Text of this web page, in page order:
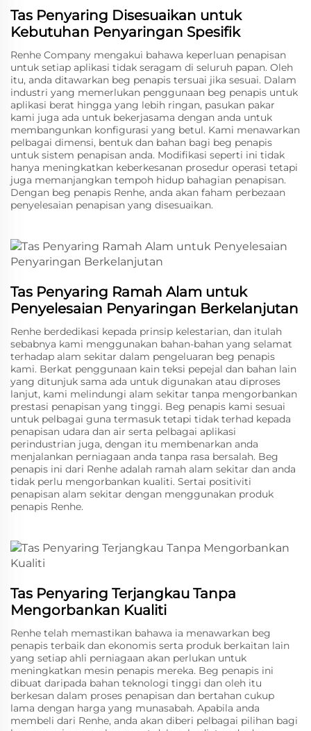
Tas Penyaring Disesuaikan untuk
Kebutuhan Penyaringan Spesifik
Renhe Company mengakui bahawa keperluan penapisan
untuk setiap aplikasi tidak seragam di seluruh papan. Oleh
itu, anda ditawarkan beg penapis tersuai jika sesuai. Dalam
industri yang memerlukan penggunaan beg penapis untuk
aplikasi berat hingga yang lebih ringan, pasukan pakar
kami juga ada untuk bekerjasama dengan anda untuk
membangunkan konfigurasi yang betul. Kami menawarkan
pelbagai dimensi, bentuk dan bahan bagi beg penapis
untuk sistem penapisan anda. Modifikasi seperti ini tidak
hanya meningkatkan keberkesanan prosedur operasi tetapi
juga memanjangkan tempoh hidup bahagian penapisan.
Dengan beg penapis Renhe, anda akan faham perbezaan
penyelesaian penapisan yang disesuaikan.
Tas Penyaring Ramah Alam untuk
Penyelesaian Penyaringan Berkelanjutan
Renhe berdedikasi kepada prinsip kelestarian, dan itulah
sebabnya kami menggunakan bahan-bahan yang selamat
terhadap alam sekitar dalam pengeluaran beg penapis
kami. Berkat penggunaan kain teksi pepejal dan bahan lain
yang ditunjuk sama ada untuk digunakan atau diproses
lanjut, kami melindungi alam sekitar tanpa mengorbankan
prestasi penapisan yang tinggi. Beg penapis kami sesuai
untuk pelbagai guna termasuk tetapi tidak terhad kepada
penapisan udara dan air serta pelbagai aplikasi
perindustrian juga, dengan itu membenarkan anda
menjalankan perniagaan anda tanpa rasa bersalah. Beg
penapis ini dari Renhe adalah ramah alam sekitar dan anda
tidak perlu mengorbankan kualiti. Sertai positiviti
penapisan alam sekitar dengan menggunakan produk
penapis Renhe.
Tas Penyaring Terjangkau Tanpa
Mengorbankan Kualiti
Renhe telah memastikan bahawa ia menawarkan beg
penapis terbaik dan ekonomis serta produk berkaitan lain
yang setiap ahli perniagaan akan perlukan untuk
meningkatkan mesin penapis mereka. Beg penapis ini
dibuat daripada bahan teknologi tinggi dan oleh itu
berkesan dalam proses penapisan dan bertahan cukup
lama dengan harga yang munasabah. Apabila anda
membeli dari Renhe, anda akan diberi pelbagai pilihan bagi